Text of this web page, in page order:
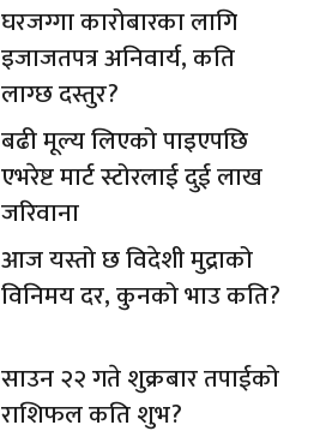
घरजग्गा कारोबारका लागि
इजाजतपत्र अनिवार्य, कति
लाग्छ दस्तुर?
बढी मूल्य लिएको पाइएपछि
एभरेष्ट मार्ट स्टोरलाई दुई लाख
जरिवाना
आज यस्तो छ विदेशी मुद्राको
विनिमय दर, कुनको भाउ कति?
साउन २२ गते शुक्रबार तपाईको
राशिफल कति शुभ?